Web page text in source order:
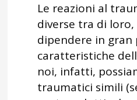
Le reazioni al
diverse tra di loro,
dipendere in gran
caratteristiche
noi, infatti,
traumatici simili